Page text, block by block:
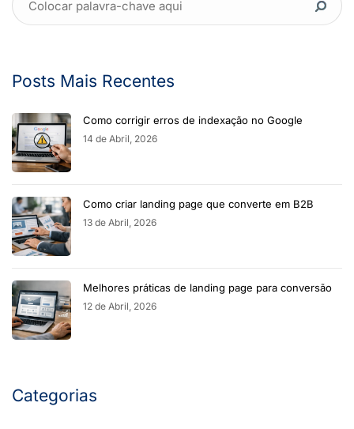
Posts Mais Recentes
Como corrigir erros de indexação no Google
14 de Abril, 2026
Como criar landing page que converte em B2B
13 de Abril, 2026
Melhores práticas de landing page para conversão
12 de Abril, 2026
Categorias